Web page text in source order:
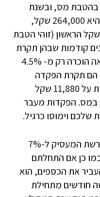
בהטבת מס, ובשנת
2021 תקרת ההכנסה השנתית היא 264,000 שקל,
הראשון (זוהי הטבת
קודמות שבהן תקרת
ההפקדה עמדה על 7% וההוצאה הוכרה רק מ- 4.5%
ומעלה). 4.5% מתוך 264,000 הם תקרת הפקדה
שנתית לקרן השתלמות העומדת על 11,880 שקל
במס. הפקדות מעבר
שלכם וימוסו כרגיל.
אתם גם רשאים להגדיל את הפרשת המעסיק ל-7%
כן אם התחלתם
את הכספים, הוא
חודשים מתחילת